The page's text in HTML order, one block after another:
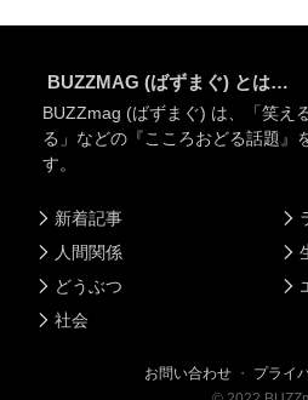
BUZZMAG (ばずまぐ) とは…
BUZZmag (ばずまぐ) は、「笑え
る」などの『こころおどる話題』
す。
新着記事
人間関係
どうぶつ
社会
お問い合わせ ・ プライ